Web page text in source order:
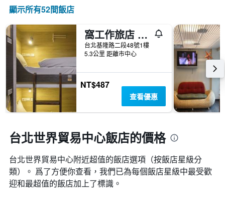
顯
房
間
的
平
均
格
顯示所有52間飯店
窩工作旅店 101館
台北基隆路二段48號1樓
5.3公里 距離市中心
NT$487
查看優惠
台北世界貿易中心飯店的價格
台北世界貿易中心附近超值的飯店選項（按飯店星級分
類）。 爲了方便你查看，我們已為每個飯店星級中最受歡
迎和最超值的飯店加上了標識。